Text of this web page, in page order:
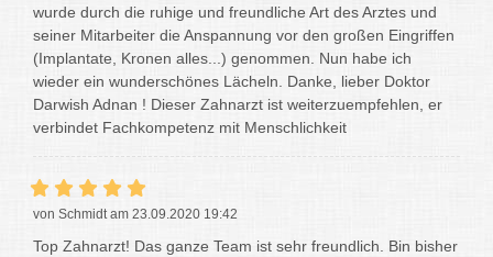
wurde durch die ruhige und freundliche Art des Arztes und
seiner Mitarbeiter die Anspannung vor den großen Eingriffen
(Implantate, Kronen alles...) genommen. Nun habe ich
wieder ein wunderschönes Lächeln. Danke, lieber Doktor
Darwish Adnan ! Dieser Zahnarzt ist weiterzuempfehlen, er
verbindet Fachkompetenz mit Menschlichkeit
von Schmidt am 23.09.2020 19:42
Top Zahnarzt! Das ganze Team ist sehr freundlich. Bin bisher